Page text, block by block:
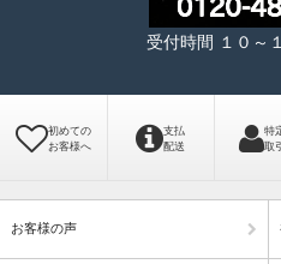
受付時間 １０～
初めての
お客様へ
支払
配送
特
取
お客様の声